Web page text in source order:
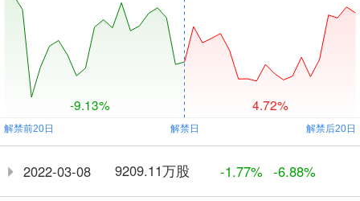
-9.13% 4.72%
2022-03-08 9209.11万股 -1.77% -6.88%